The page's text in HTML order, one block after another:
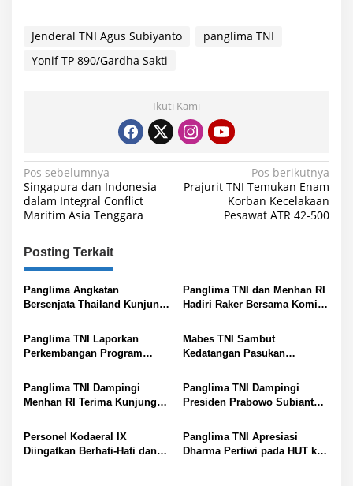
Jenderal TNI Agus Subiyanto
panglima TNI
Yonif TP 890/Gardha Sakti
Ikuti Kami
N
a
v
i
g
a
s
i
p
s
Pos sebelumnya
Singapura dan Indonesia
dalam Integral Conflict
Maritim Asia Tenggara
Pos berikutnya
Prajurit TNI Temukan Enam
Korban Kecelakaan
Pesawat ATR 42-500
Posting Terkait
Panglima Angkatan
Bersenjata Thailand Kunjungi
Panglima TNI dan Menhan RI
Hadiri Raker Bersama Komisi
Panglima TNI Laporkan
Perkembangan Program
Presiden Prabowo Subianto
Mabes TNI Sambut
Kedatangan Pasukan
Dunia
Panglima TNI Dampingi
Menhan RI Terima Kunjungan
sekaligus Menteri Negara
Urusan Pertahanan Qatar
Panglima TNI Dampingi
Presiden Prabowo Subianto
Perpustakaan di Seskoad
Personel Kodaeral IX
Diingatkan Berhati-Hati dan
Panglima TNI Apresiasi
Dharma Pertiwi pada HUT ke-